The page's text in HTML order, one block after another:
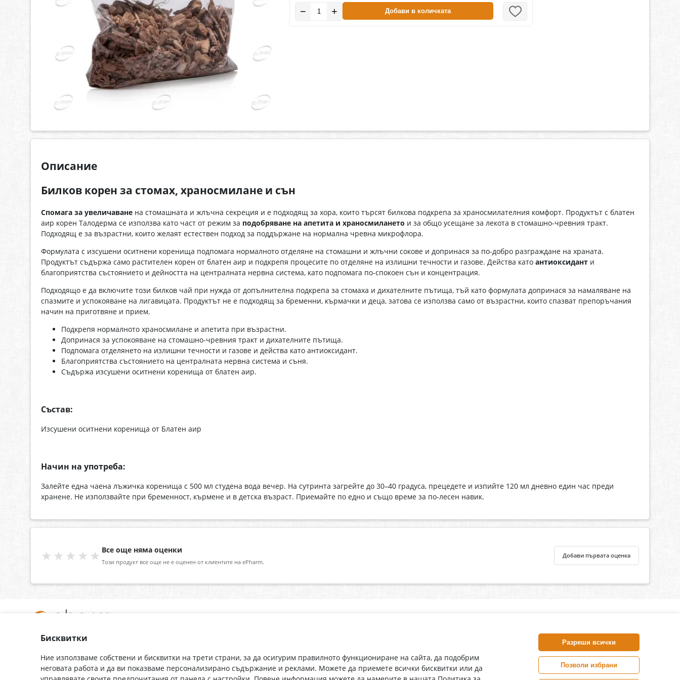
− + Добави в количката
Описание
Билков корен за стомах, храносмилане и сън
Спомага за увеличаване на стомашната и жлъчна секреция и е подходящ за хора, които търсят билкова подкрепа за храносмилателния комфорт. Продуктът с блатен
аир корен Талодерма се използва като част от режим за подобряване на апетита и храносмилането и за общо усещане за лекота в стомашно-чревния тракт.
Подходящ е за възрастни, които желаят естествен подход за поддържане на нормална чревна микрофлора.
Формулата с изсушени оситнени коренища подпомага нормалното отделяне на стомашни и жлъчни сокове и допринася за по-добро разграждане на храната.
Продуктът съдържа само растителен корен от блатен аир и подкрепя процесите по отделяне на излишни течности и газове. Действа като антиоксидант и
благоприятства състоянието и дейността на централната нервна система, като подпомага по-спокоен сън и концентрация.
Подходящо е да включите този билков чай при нужда от допълнителна подкрепа за стомаха и дихателните пътища, тъй като формулата допринася за намаляване на
спазмите и успокояване на лигавицата. Продуктът не е подходящ за бременни, кърмачки и деца, затова се използва само от възрастни, които спазват препоръчания
начин на приготвяне и прием.
Подкрепя нормалното храносмилане и апетита при възрастни.
Допринася за успокояване на стомашно-чревния тракт и дихателните пътища.
Подпомага отделянето на излишни течности и газове и действа като антиоксидант.
Благоприятства състоянието на централната нервна система и съня.
Съдържа изсушени оситнени коренища от блатен аир.
Състав:
Изсушени оситнени коренища от Блатен аир
Начин на употреба:
Залейте една чаена лъжичка коренища с 500 мл студена вода вечер. На сутринта загрейте до 30–40 градуса, прецедете и изпийте 120 мл дневно един час преди
хранене. Не използвайте при бременност, кърмене и в детска възраст. Приемайте по едно и също време за по-лесен навик.
★★★★★ Все още няма оценки
Този продукт все още не е оценен от клиентите на ePharm.
Добави първата оценка
За нас
Контакти
Полезни връзки
Доставка
Гаранция
Плащане
С абонамента се съгласявам сПолитиката за лични данни .
ePharm.bg е лицензирана онлайн аптека и част от аптеки
„Ванчева“, които повече от 30 години се грижат за здравето на
своите пациенти.
ePharm е лицензирана онлайн аптека от
Бисквитки
Ние използваме собствени и бисквитки на трети страни, за да осигурим правилното функциониране на сайта, да подобрим
неговата работа и да ви показваме персонализирано съдържание и реклами. Можете да приемете всички бисквитки или да
Разреши всички
Позволи избрани